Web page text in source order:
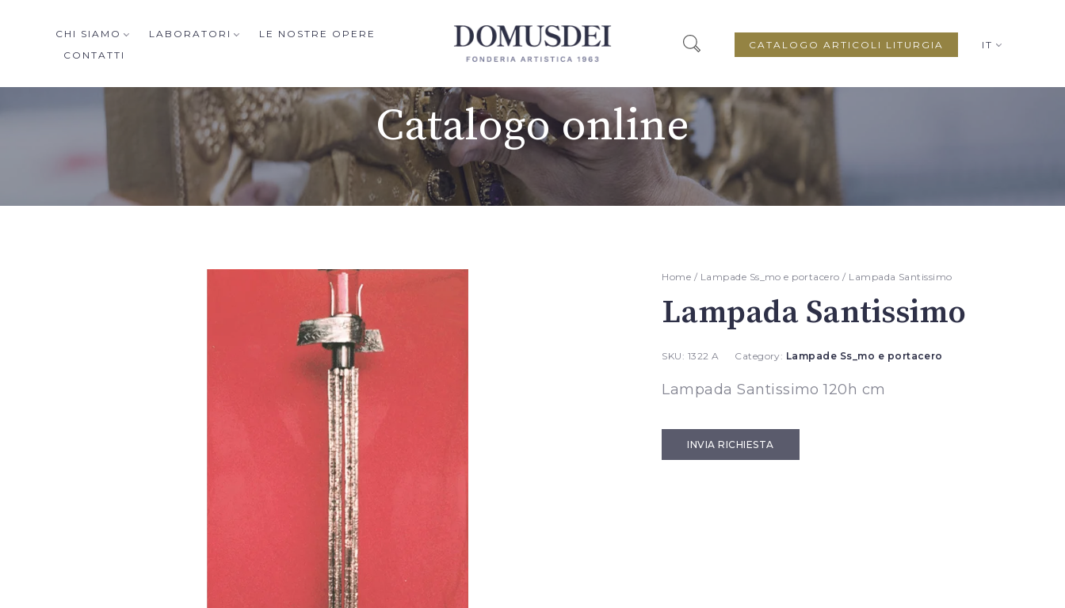
CHI SIAMO LABORATORI
LE NOSTRE OPERE
CONTATTI
IT
CATALOGO ARTICOLI LITURGIA
Catalogo online
Home / Lampade Ss_mo e portacero / Lampada Santissimo
Lampada Santissimo
SKU: 1322 A Category: Lampade Ss_mo e portacero
Lampada Santissimo 120h cm
INVIA RICHIESTA